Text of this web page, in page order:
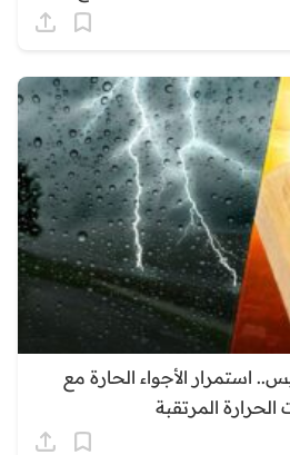
استمرار الأجواء الحارة مع
المرتقبة